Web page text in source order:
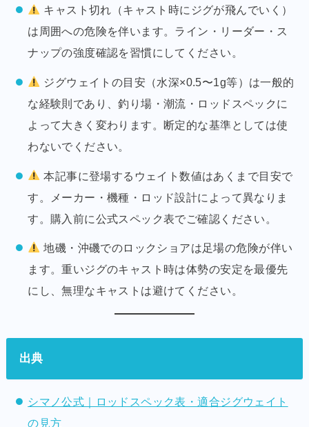
キャスト切れ（キャスト時にジグが飛んでいく）
は周囲への危険を伴います。ライン・リーダー・ス
ナップの強度確認を習慣にしてください。
ジグウェイトの目安（水深×0.5〜1g等）は一般的
な経験則であり、釣り場・潮流・ロッドスペックに
よって大きく変わります。断定的な基準としては使
わないでください。
本記事に登場するウェイト数値はあくまで目安で
す。メーカー・機種・ロッド設計によって異なりま
す。購入前に公式スペック表でご確認ください。
地磯・沖磯でのロックショアは足場の危険が伴い
ます。重いジグのキャスト時は体勢の安定を最優先
にし、無理なキャストは避けてください。
出典
シマノ公式｜ロッドスペック表・適合ジグウェイト
の見方